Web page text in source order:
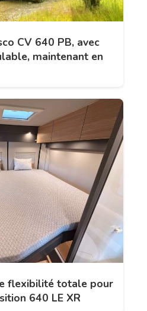
CV 640 PB, avec
maintenant en
flexibilité totale pour
640 LE XR